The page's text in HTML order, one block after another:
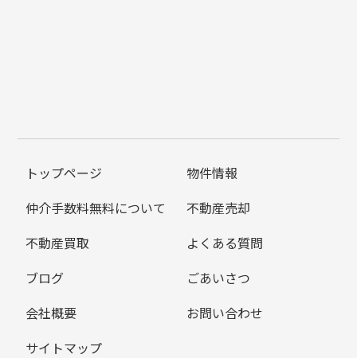
トップページ
物件情報
仲介手数料無料について
不動産売却
不動産買取
よくある質問
ブログ
ごあいさつ
会社概要
お問い合わせ
サイトマップ